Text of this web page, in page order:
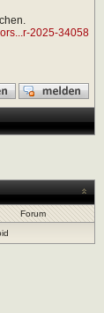
2025-34058
Forum